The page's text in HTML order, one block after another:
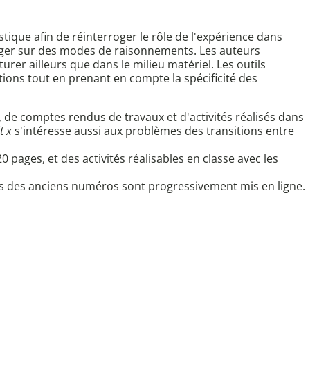
afin de réinterroger le rôle de l'expérience dans
sur des modes de raisonnements. Les auteurs
ailleurs que dans le milieu matériel. Les outils
tout en prenant en compte la spécificité des
comptes rendus de travaux et d'activités réalisés dans
xs'intéresse aussi aux problèmes des transitions entre
et des activités réalisables en classe avec les
des anciens numéros sont progressivement mis en ligne.